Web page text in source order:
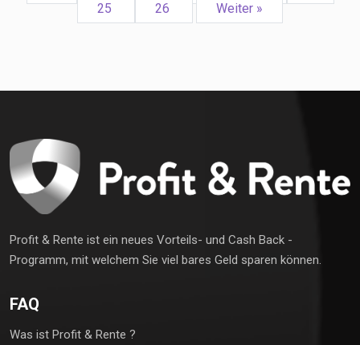
25
26 Weiter »
Profit & Rente ist ein neues Vorteils- und Cash Back -
Programm, mit welchem Sie viel bares Geld sparen können.
FAQ
Was ist Profit & Rente ?